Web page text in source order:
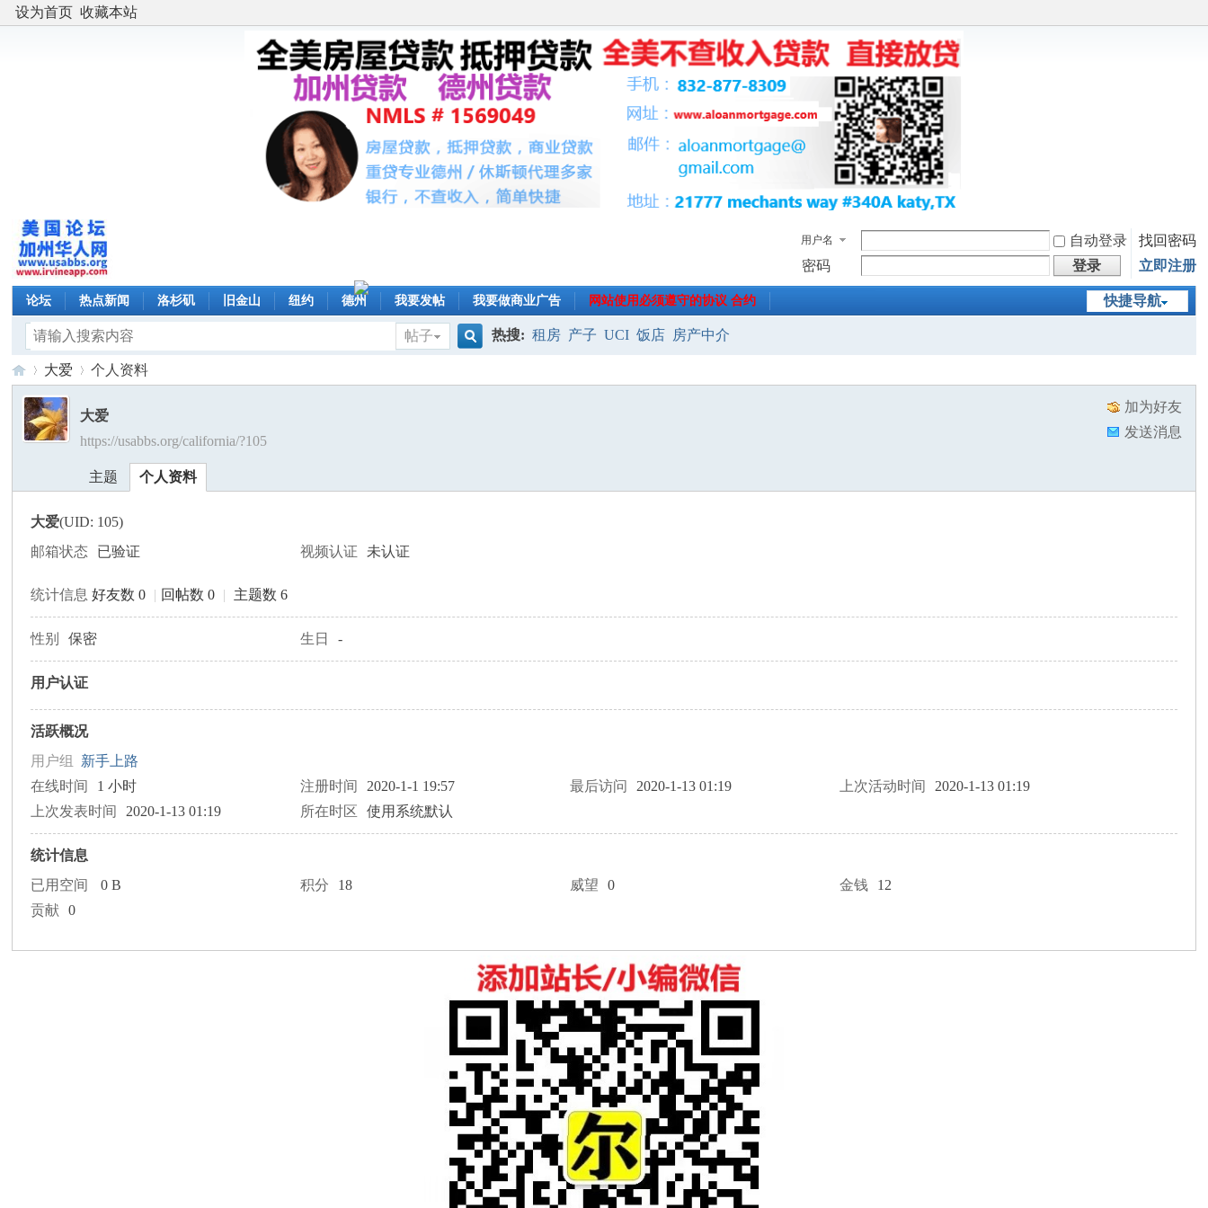
设为首页 收藏本站
用户名 自动登录
找回密码
密码
登录 立即注册
快捷导航
论坛 热点新闻 洛杉矶 旧金山 纽约 德州 我要发帖 我要做商业广告 网站使用必须遵守的协议 合约
帖子
热搜: 租房 产子 UCI 饭店 房产中介
美›
大爱 个人资料
加为好友
发送消息
大爱
https://usabbs.org/california/?105
主题 个人资料
大爱(UID: 105)
邮箱状态
已验证 视频认证 未认证
统计信息 好友数 0 | 回帖数 0 | 主题数 6
性别 保密 生日 -
用户认证
活跃概况
用户组 新手上路
在线时间
1 小时 注册时间 2020-1-1 19:57 最后访问 2020-1-13 01:19 上次活动时间
2020-1-13 01:19
上次发表时间
2020-1-13 01:19 所在时区 使用系统默认
统计信息
已用空间
0 B 积分 18 威望 0 金钱
12
贡献
0